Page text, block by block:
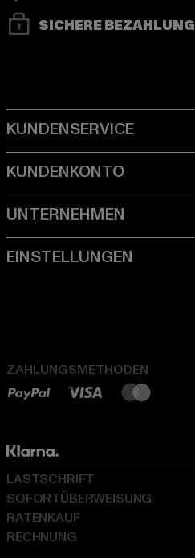
SICHERE BEZAHLUNG
ZAHLUNGSMETHODEN
LASTSCHRIFT
SOFORTÜBERWEISUNG
RATENKAUF
RECHNUNG